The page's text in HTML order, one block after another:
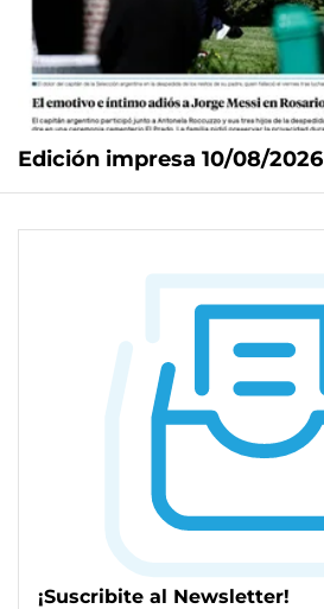
Edición impresa 10/08/2026
¡Suscribite al Newsletter!